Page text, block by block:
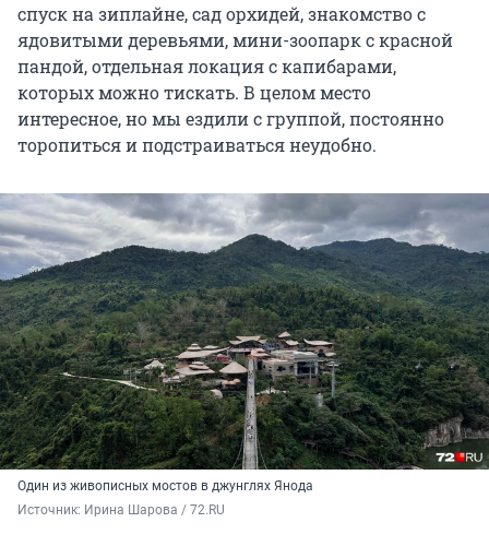
спуск на зиплайне, сад орхидей, знакомство с
ядовитыми деревьями, мини-зоопарк с красной
пандой, отдельная локация с капибарами,
которых можно тискать. В целом место
интересное, но мы ездили с группой, постоянно
торопиться и подстраиваться неудобно.
Один из живописных мостов в джунглях Янода
Источник: Ирина Шарова / 72.RU